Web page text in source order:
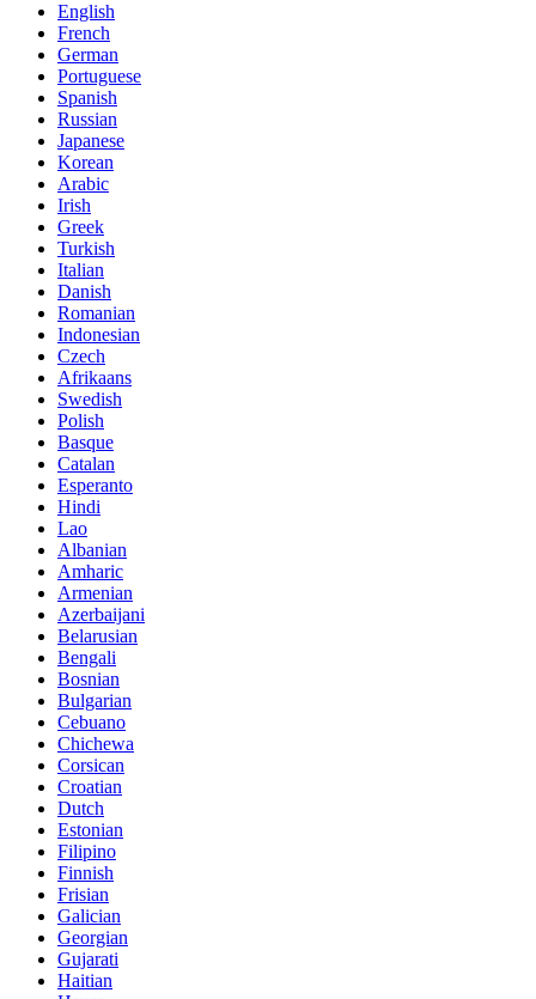
English
French
German
Portuguese
Spanish
Russian
Japanese
Korean
Arabic
Irish
Greek
Turkish
Italian
Danish
Romanian
Indonesian
Czech
Afrikaans
Swedish
Polish
Basque
Catalan
Esperanto
Hindi
Lao
Albanian
Amharic
Armenian
Azerbaijani
Belarusian
Bengali
Bosnian
Bulgarian
Cebuano
Chichewa
Corsican
Croatian
Dutch
Estonian
Filipino
Finnish
Frisian
Galician
Georgian
Gujarati
Haitian